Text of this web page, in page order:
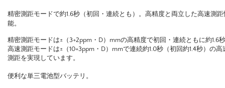
精密測距モードで約1.6秒（初回・連続とも）。高精度と両立した高速測距
能。
精密測距モードは±（3+2ppm・D）mmの高精度で初回・連続ともに約1.6
高速測距モードは±（10+3ppm・D）mmで連続約1.0秒（初回約1.4秒）の高
測距を実現しています。
便利な単三電池型バッテリ。